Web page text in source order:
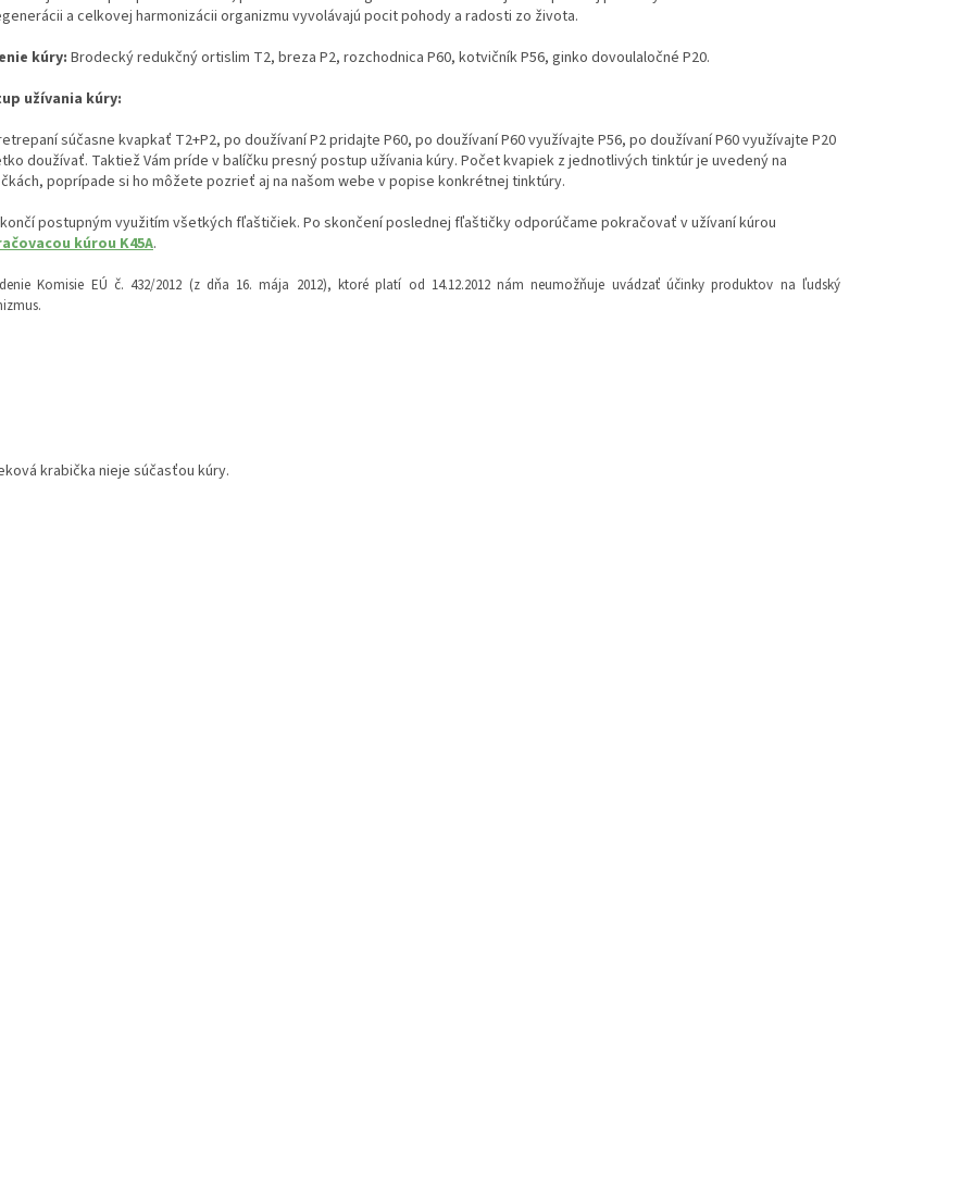
a celkovej harmonizácii organizmu vyvolávajú pocit pohody a radosti zo života.
kúry: Brodecký redukčný ortislim T2, breza P2, rozchodnica P60, kotvičník P56, ginko dovoulaločné P20.
užívania kúry:
súčasne kvapkať T2+P2, po doužívaní P2 pridajte P60, po doužívaní P60 využívajte P56, po doužívaní P60 využívajte P20
doužívať. Taktiež Vám príde v balíčku presný postup užívania kúry. Počet kvapiek z jednotlivých tinktúr je uvedený na
poprípade si ho môžete pozrieť aj na našom webe v popise konkrétnej tinktúry.
postupným využitím všetkých fľaštičiek. Po skončení poslednej fľaštičky odporúčame pokračovať v užívaní kúrou
kúrou K45A.
Komisie EÚ č. 432/2012 (z dňa 16. mája 2012), ktoré platí od 14.12.2012 nám neumožňuje uvádzať účinky produktov na ľudský
krabička nieje súčasťou kúry.